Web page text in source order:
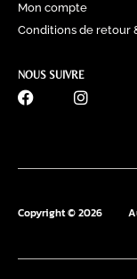
Mon compte
Conditions de retour
NOUS SUIVRE
Copyright © 2026